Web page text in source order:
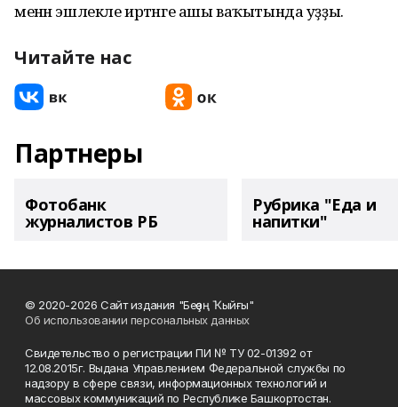
менән эшлекле иртәнге ашы ваҡытында уҙҙы.
Читайте нас
Партнеры
Фотобанк
журналистов РБ
Рубрика "Еда и
напитки"
© 2020-2026 Сайт издания "Беҙҙең Ҡыйғы"
Об использовании персональных данных
Свидетельство о регистрации ПИ № ТУ 02-01392 от
12.08.2015г. Выдана Управлением Федеральной службы по
надзору в сфере связи, информационных технологий и
массовых коммуникаций по Республике Башкортостан.